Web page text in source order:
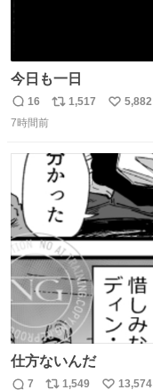
今日も一日
返
信
16
リ
ト
数
1,517
い
数
5,882
7時間前
仕方ないんだ
7 1,549 13,574